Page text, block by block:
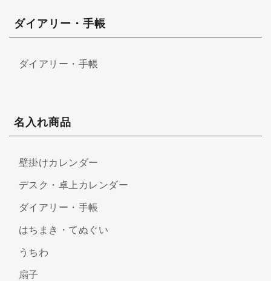
ダイアリー・手帳
ダイアリー・手帳
名入れ商品
壁掛けカレンダー
デスク・卓上カレンダー
ダイアリー・手帳
はちまき・てぬぐい
うちわ
扇子